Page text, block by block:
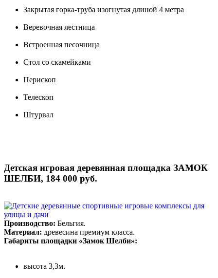
Закрытая горка-труба изогнутая длиной 4 метра
Веревочная лестница
Встроенная песочница
Стол со скамейками
Перископ
Телескоп
Штурвал
Детская игровая деревянная площадка ЗАМОК
ШЕЛБИ, 184 000 руб.
Производство: Бельгия.
Материал: древесина премиум класса.
Габариты площадки «Замок Шелби»:
высота 3,3м.